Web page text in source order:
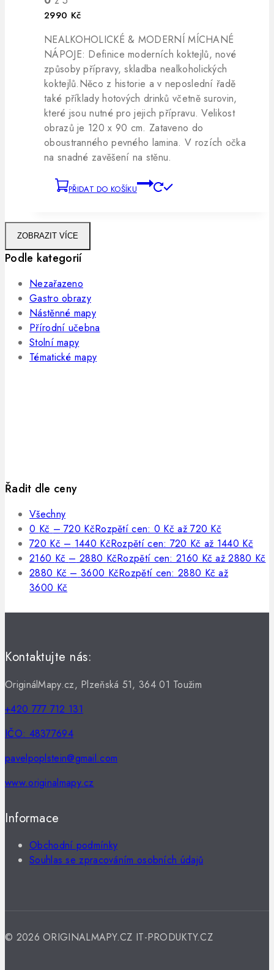
2990 Kč
NEALKOHOLICKÉ & MODERNÍ MÍCHANÉ
NÁPOJE: Definice moderních koktejlů, nové
způsoby přípravy, skladba nealkoholických
koktejlů.Něco z historie a v neposlední řadě
také příklady hotových drinků včetně surovin,
které jsou nutné pro jejich přípravu. Velikost
obrazů je 120 x 90 cm. Zataveno do
oboustranného pevného lamina. V rozích očka
na snadné zavěšení na stěnu.
PŘIDAT DO KOŠÍKU
ZOBRAZIT VÍCE
Podle kategorií
Nezařazeno
Gastro obrazy
Nástěnné mapy
Přírodní učebna
Stolní mapy
Tématické mapy
Řadit dle ceny
Všechny
0 Kč – 720 KčRozpětí cen: 0 Kč až 720 Kč
720 Kč – 1440 KčRozpětí cen: 720 Kč až 1440 Kč
2160 Kč – 2880 KčRozpětí cen: 2160 Kč až 2880 Kč
2880 Kč – 3600 KčRozpětí cen: 2880 Kč až
3600 Kč
Kontaktujte nás:
OriginálMapy.cz, Plzeňská 51, 364 01 Toužim
+420 777 712 131
IČO: 48377694
pavelpoplstein@gmail.com
www.originalmapy.cz
Informace
Obchodní podmínky
Souhlas se zpracováním osobních údajů
© 2026 ORIGINALMAPY.CZ IT-PRODUKTY.CZ